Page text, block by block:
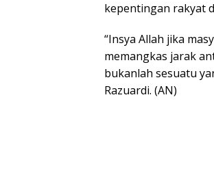
kepentingan rakyat
“Insya Allah jika
memangkas jarak
bukanlah sesuatu
Razuardi. (AN)